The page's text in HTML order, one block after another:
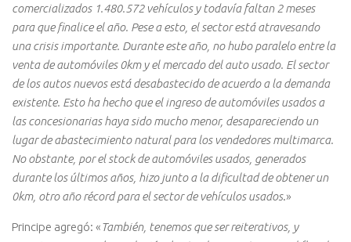
comercializados 1.480.572 vehículos y todavía faltan 2 meses
para que finalice el año. Pese a esto, el sector está atravesando
una crisis importante. Durante este año, no hubo paralelo entre la
venta de automóviles 0km y el mercado del auto usado. El sector
de los autos nuevos está desabastecido de acuerdo a la demanda
existente. Esto ha hecho que el ingreso de automóviles usados a
las concesionarias haya sido mucho menor, desapareciendo un
lugar de abastecimiento natural para los vendedores multimarca.
No obstante, por el stock de automóviles usados, generados
durante los últimos años, hizo junto a la dificultad de obtener un
0km, otro año récord para el sector de vehículos usados.»
Principe agregó: «También, tenemos que ser reiterativos, y